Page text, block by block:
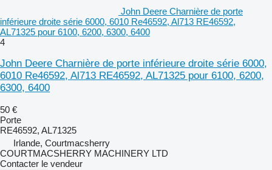
John Deere Charnière de porte
inférieure droite série 6000, 6010 Re46592, Al713 RE46592,
AL71325 pour 6100, 6200, 6300, 6400
4
John Deere Charnière de porte inférieure droite série 6000,
6010 Re46592, Al713 RE46592, AL71325 pour 6100, 6200,
6300, 6400
50 €
Porte
RE46592, AL71325
Irlande, Courtmacsherry
COURTMACSHERRY MACHINERY LTD
Contacter le vendeur